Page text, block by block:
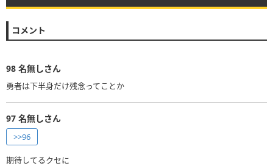
コメント
98 名無しさん
勇者は下半身だけ残念ってことか
97 名無しさん
>>96
期待してるクセに